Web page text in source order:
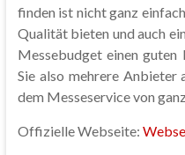
finden ist nicht ganz
Qualität bieten und auch
Messebudget einen guten
Sie also mehrere Anbieter
dem Messeservice von
Offizielle Webseite: